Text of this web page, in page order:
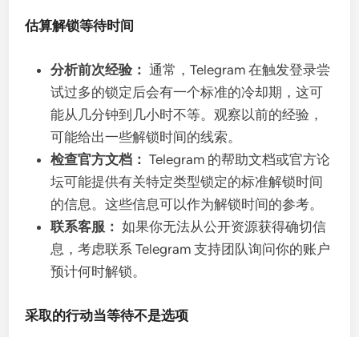
估算解锁等待时间
分析前次经验： 通常，Telegram 在触发登录尝
试过多的锁定后会有一个标准的冷却期，这可
能从几分钟到几小时不等。观察以前的经验，
可能给出一些解锁时间的线索。
检查官方文档： Telegram 的帮助文档或官方论
坛可能提供有关特定类型锁定的标准解锁时间
的信息。这些信息可以作为解锁时间的参考。
联系客服： 如果你无法从公开资源获得确切信
息，考虑联系 Telegram 支持团队询问你的账户
预计何时解锁。
采取的行动当等待不是选项